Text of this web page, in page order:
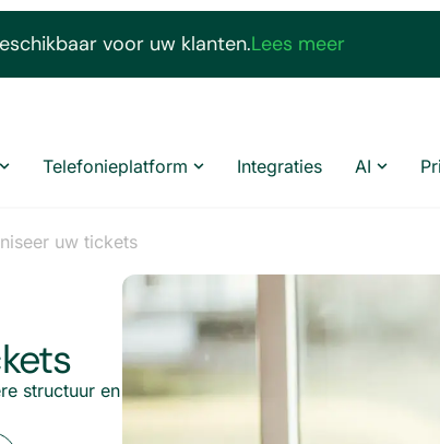
voor uw klanten.Lees meer
Telefonieplatform Integraties AI
uw tickets
structuur en